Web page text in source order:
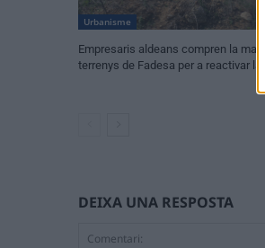
Urbanisme
Empresaris aldeans compren la
terrenys de Fadesa per a reactivar la
DEIXA UNA RESPOSTA